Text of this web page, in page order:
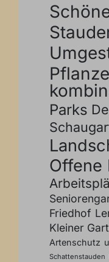
Parks
Offene
Friedhof
Kleiner
Artenschutz
Schattenstauden